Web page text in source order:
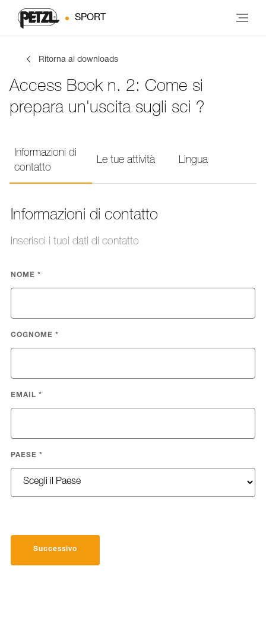
SPORT
Ritorna ai downloads
Access Book n. 2: Come si
prepara un'uscita sugli sci ?
Informazioni di
contatto
Le tue attività Lingua
Informazioni di contatto
Inserisci i tuoi dati di contatto
NOME *
COGNOME *
EMAIL *
PAESE *
Successivo